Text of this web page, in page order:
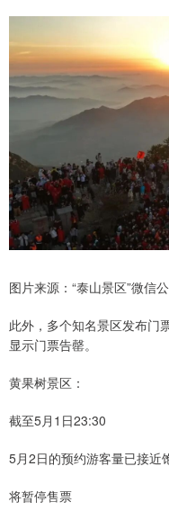
图片来源：“泰山景区”微信
此外，多个知名景区发布门
显示门票告罄。
黄果树景区：
截至5月1日23:30
5月2日的预约游客量已接近
将暂停售票